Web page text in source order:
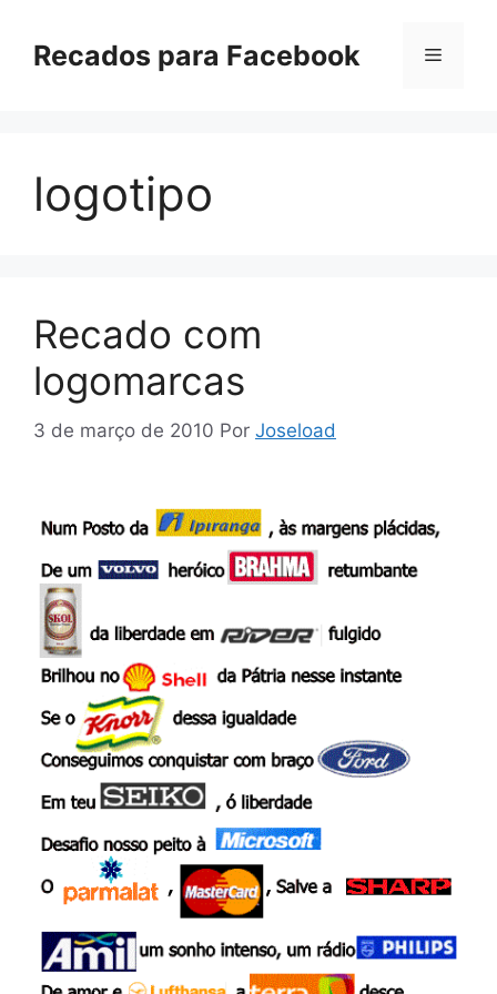
paraRecados para Facebook Menu
logotipo
Recado com
logomarcas
3 de março de 2010 Por Joseload